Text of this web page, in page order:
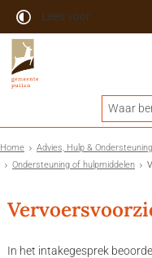
Lees voor
Home Advies, Hulp & Ondersteuning
Ondersteuning of hulpmiddelen
In het intakegesprek